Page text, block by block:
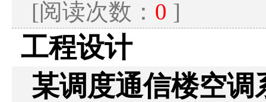
[阅读次数： 0 ]
工程设计
某调度通信楼空